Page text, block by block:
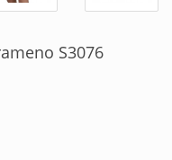
S3076